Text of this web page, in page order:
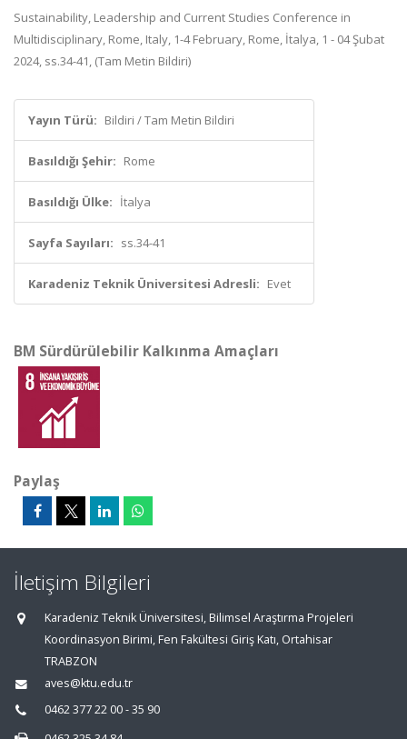
Sustainability, Leadership and Current Studies Conference in
Multidisciplinary, Rome, Italy, 1-4 February, Rome, İtalya, 1 - 04 Şubat
2024, ss.34-41, (Tam Metin Bildiri)
Yayın Türü: Bildiri / Tam Metin Bildiri
Basıldığı Şehir: Rome
Basıldığı Ülke: İtalya
Sayfa Sayıları: ss.34-41
Karadeniz Teknik Üniversitesi Adresli: Evet
BM Sürdürülebilir Kalkınma Amaçları
Paylaş
İletişim Bilgileri
Karadeniz Teknik Üniversitesi, Bilimsel Araştırma Projeleri
Koordinasyon Birimi, Fen Fakültesi Giriş Katı, Ortahisar
TRABZON
aves@ktu.edu.tr
0462 377 22 00 - 35 90